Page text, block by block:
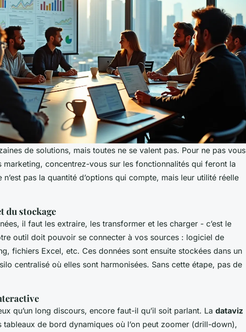
de solutions, mais toutes ne se valent pas. Pour ne pas vous
marketing, concentrez-vous sur les fonctionnalités qui feront la
pas la quantité d’options qui compte, mais leur utilité réelle
du stockage
il faut les extraire, les transformer et les charger - c’est le
outil doit pouvoir se connecter à vos sources : logiciel de
fichiers Excel, etc. Ces données sont ensuite stockées dans un
centralisé où elles sont harmonisées. Sans cette étape, pas de
qu’un long discours, encore faut-il qu’il soit parlant. La dataviz
de bord dynamiques où l’on peut zoomer (drill-down),